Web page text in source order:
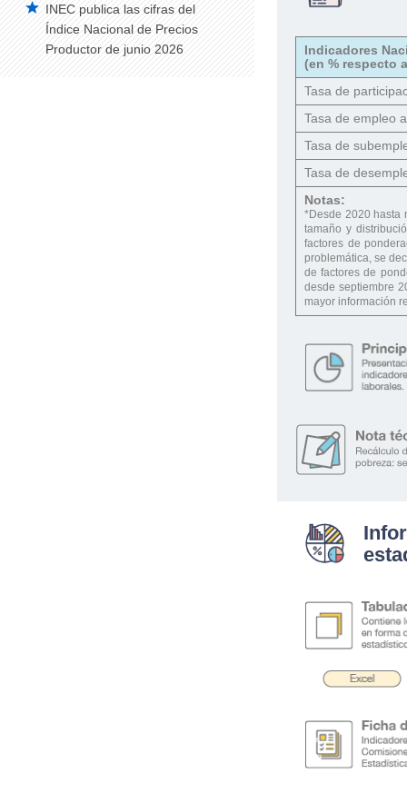
INEC publica las cifras del
Índice Nacional de Precios
Productor de junio 2026
Indicadores
(en % respecto
Tasa de
Tasa de empleo
Tasa de
Tasa de
Notas:
*Desde 2020 hasta
tamaño y
factores de
problemática, se
de factores de
desde septiembre
mayor información